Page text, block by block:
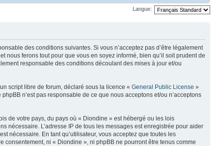
Langue:
des conditions suivantes. Si vous n’acceptez pas d’être légalement
nous ferons tout pour que vous en soyez informé, bien qu’il soit prudent de
responsable des conditions découlant des mises à jour et/ou
script libre de forum, déclaré sous la licence « General Public License »
n’est pas responsable de ce que nous acceptons et/ou n’acceptons
de votre pays, du pays où « Diondine » est hébergé ou les lois
nécessaire. L’adresse IP de tous les messages est enregistrée pour aider
nécessaire. En tant qu’utilisateur, vous acceptez que toutes les
ni « Diondine », ni phpBB ne pourront être tenus comme